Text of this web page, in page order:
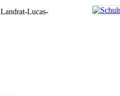
Landrat-Lucas-